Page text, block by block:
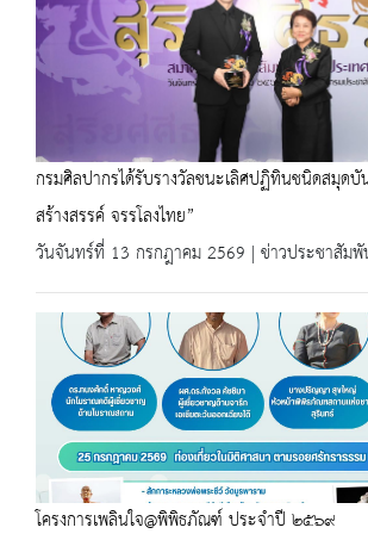
กรมศิลปากรได้รับรางวัลชนะเลิศปฏิทินชนิดสมุด
สร้างสรรค์ จรรโลงไทย”
วันจันทร์ที่ 13 กรกฎาคม 2569 | ข่าวประชาสัม
โครงการเพลินใจ@พิพิธภัณฑ์ ประจำปี ๒๕๖๙